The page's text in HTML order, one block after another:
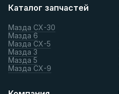
Каталог запчастей
Мазда СХ-30
Мазда 6
Мазда СХ-5
Мазда 3
Мазда 5
Мазда СХ-9